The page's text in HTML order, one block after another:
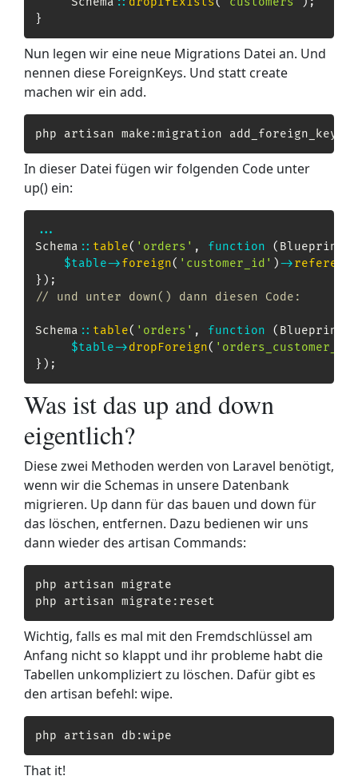
}
Nun legen wir eine neue Migrations Datei an. Und
nennen diese ForeignKeys. Und statt create
machen wir ein add.
In dieser Datei fügen wir folgenden Code unter
up() ein:
...
Schema :: table( 'orders' , function ( Blueprint
$table->foreign( 'customer_id' )->
} ) ;
// und unter down() dann diesen Code:
Schema :: table( 'orders' , function ( Blueprint
$table->dropForeign(
} ) ;
Was ist das up and down
eigentlich?
Diese zwei Methoden werden von Laravel benötigt,
wenn wir die Schemas in unsere Datenbank
migrieren. Up dann für das bauen und down für
das löschen, entfernen. Dazu bedienen wir uns
dann wieder des artisan Commands:
php artisan migrate
php artisan migrate:reset
Wichtig, falls es mal mit den Fremdschlüssel am
Anfang nicht so klappt und ihr probleme habt die
Tabellen unkompliziert zu löschen. Dafür gibt es
den artisan befehl: wipe.
php artisan db:wipe
That it!